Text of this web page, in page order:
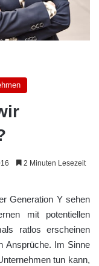
2 Minuten Lesezeit
Generation Y sehen
mit potentiellen
ratlos erscheinen
Ansprüche. Im Sinne
tun kann,